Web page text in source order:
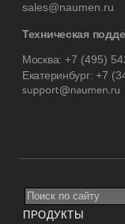
sales@naumen.ru
Техническая
Москва: +7 (495)
Екатеринбург:+7
ПРОДУКТЫ